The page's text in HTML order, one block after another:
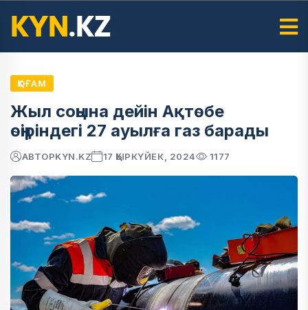
ҚОҒАМ
Жыл соңына дейін Ақтөбе
өңіріндегі 27 ауылға газ барады
АВТОРKYN.KZ 17 ҚЫРКҮЙЕК, 2024 1177